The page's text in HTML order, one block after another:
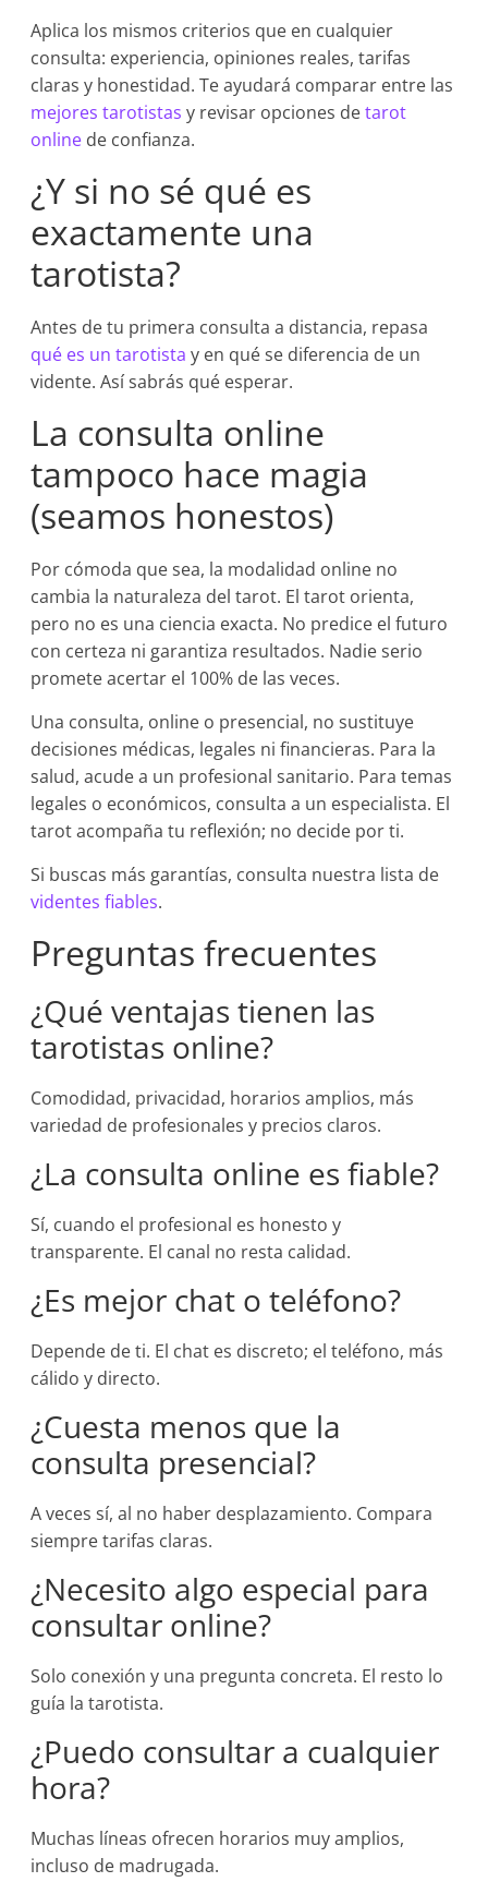
Aplica los mismos criterios que en cualquier
consulta: experiencia, opiniones reales, tarifas
claras y honestidad. Te ayudará comparar entre las
mejores tarotistas y revisar opciones detarot
online de confianza.
¿Y si no sé qué es
exactamente una
tarotista?
Antes de tu primera consulta a distancia, repasa
qué es un tarotista y en qué se diferencia de un
vidente. Así sabrás qué esperar.
La consulta online
tampoco hace magia
(seamos honestos)
Por cómoda que sea, la modalidad online no
cambia la naturaleza del tarot. El tarot orienta,
pero no es una ciencia exacta. No predice el futuro
con certeza ni garantiza resultados. Nadie serio
promete acertar el 100% de las veces.
Una consulta, online o presencial, no sustituye
decisiones médicas, legales ni financieras. Para la
salud, acude a un profesional sanitario. Para temas
legales o económicos, consulta a un especialista. El
tarot acompaña tu reflexión; no decide por ti.
Si buscas más garantías, consulta nuestra lista de
videntes fiables.
Preguntas frecuentes
¿Qué ventajas tienen las
tarotistas online?
Comodidad, privacidad, horarios amplios, más
variedad de profesionales y precios claros.
¿La consulta online es fiable?
Sí, cuando el profesional es honesto y
transparente. El canal no resta calidad.
¿Es mejor chat o teléfono?
Depende de ti. El chat es discreto; el teléfono, más
cálido y directo.
¿Cuesta menos que la
consulta presencial?
A veces sí, al no haber desplazamiento. Compara
siempre tarifas claras.
¿Necesito algo especial para
consultar online?
Solo conexión y una pregunta concreta. El resto lo
guía la tarotista.
¿Puedo consultar a cualquier
hora?
Muchas líneas ofrecen horarios muy amplios,
incluso de madrugada.